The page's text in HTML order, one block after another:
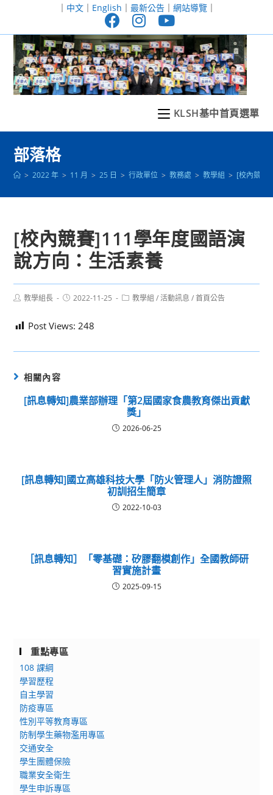
至
｜ 中文｜ English ｜ 最新公告｜ 網站導覽｜
KLSH基中首頁選單
部落格
> 2022 年 > 11 月 > 25 日 > 行政單位 > 教務處 > 教學組 > [校內競賽
[校內競賽]111學年度國語演
說方向：生活素養
Post教學組長
Post2022-11-25
Post教學組 / 活動訊息 / 首頁公告
Post Views: 248
相關內容
[訊息轉知]農業部辦理「第2屆國家食農教育傑出貢獻
獎」
2026-06-25
[訊息轉知]國立高雄科技大學「防火管理人」消防證照
初訓招生簡章
2022-10-03
［訊息轉知］「零基礎：矽膠翻模創作」全國教師研
習實施計畫
2025-09-15
重點專區
108 課綱
學習歷程
自主學習
防疫專區
性別平等教育專區
防制學生藥物濫用專區
交通安全
學生團體保險
職業安全衛生
學生申訴專區